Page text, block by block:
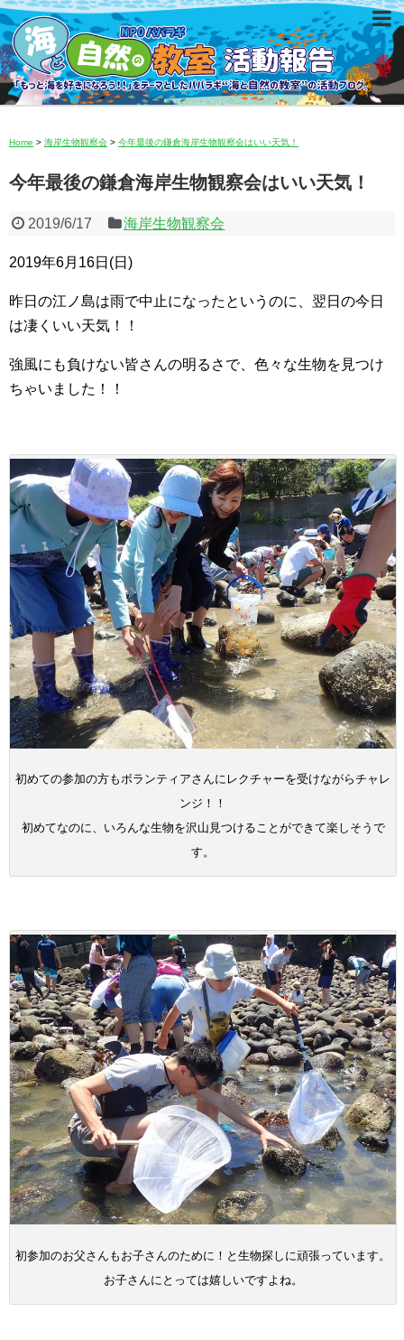
Home > 海岸生物観察会 > 今年最後の鎌倉海岸生物観察会はいい天気！
今年最後の鎌倉海岸生物観察会はいい天気！
2019/6/17 海岸生物観察会
2019年6月16日(日)
昨日の江ノ島は雨で中止になったというのに、翌日の今日
は凄くいい天気！！
強風にも負けない皆さんの明るさで、色々な生物を見つけ
ちゃいました！！
初めての参加の方もボランティアさんにレクチャーを受けながらチャレ
ンジ！！
初めてなのに、いろんな生物を沢山見つけることができて楽しそうで
す。
初参加のお父さんもお子さんのために！と生物探しに頑張っています。
お子さんにとっては嬉しいですよね。